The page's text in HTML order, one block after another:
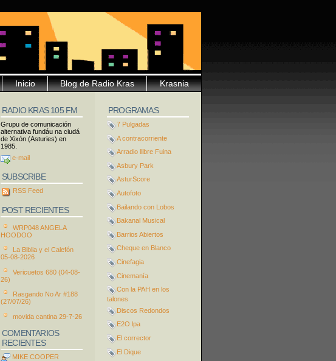
Krasnia
Blog de Radio Kras
Inicio
PROGRAMAS
7 Pulgadas
A contracorriente
Arradio llibre Fuina
Asbury Park
AsturScore
Autofoto
Bailando con Lobos
Bakanal Musical
Barrios Abiertos
Cheque en Blanco
Cinefagia
Cinemanía
Con la PAH en los
talones
Discos Redondos
E2O lpa
El corrector
El Dique
RADIO KRAS 105 FM
Grupu de comunicación
alternativa fundáu na ciudá
de Xixón (Asturies) en
1985.
e-mail
SUBSCRIBE
RSS Feed
POST RECIENTES
WRP048 ANGELA
HOODOO
La Biblia y el Calefón
05-08-2026
Vericuetos 680 (04-08-
26)
Rasgando No Ar #188
(27/07/26)
movida cantina 29-7-26
COMENTARIOS
RECIENTES
MIKE COOPER